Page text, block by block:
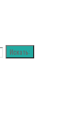
Искать: